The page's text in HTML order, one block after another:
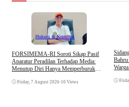
Hukum & Kriminal
​FORSIMEMA-RI Soroti Sikap Pasif
Aparatur Peradilan Terhadap Media:
Menutup Diri Hanya Memperburuk
Friday, 7 August 2026•10 Views